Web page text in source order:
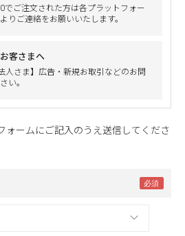
でご注文された方は各プラットフォー
りご連絡をお願いいたします。
客さまへ
人さま】広告・新規お取引などのお問
い。
ォームにご記入のうえ送信してくださ